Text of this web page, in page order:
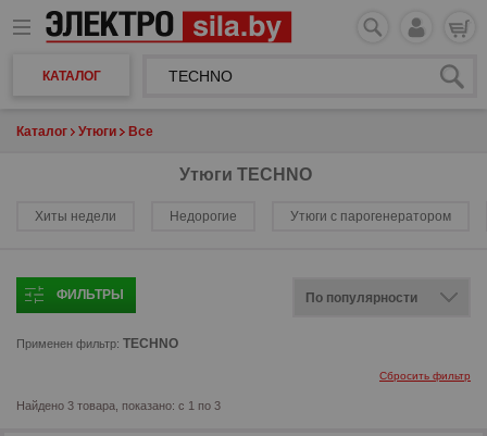
КАТАЛОГ
Каталог Утюги Все
Утюги TECHNO
Хиты недели Недорогие Утюги с парогенератором
ФИЛЬТРЫ
Применен фильтр: TECHNO
Сбросить фильтр
Найдено 3 товара, показано: с 1 по 3